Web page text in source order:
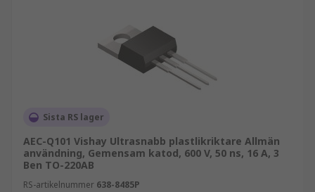
Sista RS lager
AEC-Q101 Vishay Ultrasnabb plastlikriktare Allmän
användning, Gemensam katod, 600 V, 50 ns, 16 A, 3
Ben TO-220AB
RS-artikelnummer 638-8485P